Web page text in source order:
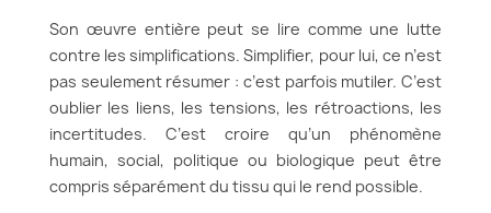
Son œuvre entière peut se lire comme une lutte
contre les simplifications. Simplifier, pour lui, ce n’est
pas seulement résumer : c’est parfois mutiler. C’est
oublier les liens, les tensions, les rétroactions, les
incertitudes. C’est croire qu’un phénomène
humain, social, politique ou biologique peut être
compris séparément du tissu qui le rend possible.